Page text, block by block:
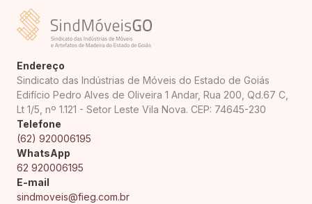
Endereço
Sindicato das Indústrias de Móveis do Estado de Goiás
Edifício Pedro Alves de Oliveira 1 Andar, Rua 200, Qd.67 C,
Lt 1/5, nº 1.121 - Setor Leste Vila Nova. CEP: 74645-230
Telefone
(62) 920006195
WhatsApp
62 920006195
E-mail
sindmoveis@fieg.com.br